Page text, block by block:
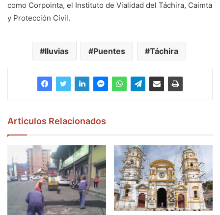
como Corpointa, el Instituto de Vialidad del Táchira, Caimta
y Protección Civil.
lluvias Puentes Táchira
Articulos Relacionados